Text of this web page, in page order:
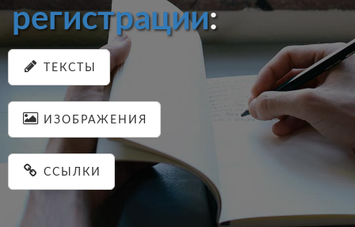
регистрации:
ТЕКСТЫ
ИЗОБРАЖЕНИЯ
ССЫЛКИ